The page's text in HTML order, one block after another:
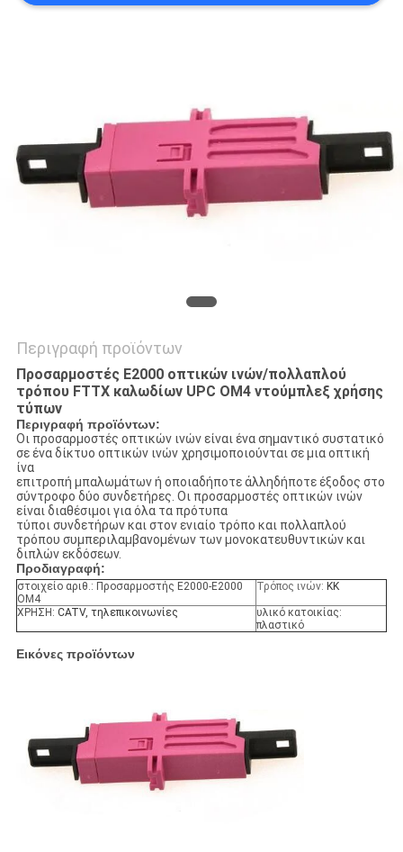
Περιγραφή προϊόντων
Προσαρμοστές E2000 οπτικών ινών/πολλαπλού
τρόπου FTTX καλωδίων UPC OM4 ντούμπλεξ χρήσης
τύπων
Περιγραφή προϊόντων:
Οι προσαρμοστές οπτικών ινών είναι ένα σημαντικό συστατικό
σε ένα δίκτυο οπτικών ινών χρησιμοποιούνται σε μια οπτική
ίνα
επιτροπή μπαλωμάτων ή οποιαδήποτε άλληδήποτε έξοδος στο
σύντροφο δύο συνδετήρες. Οι προσαρμοστές οπτικών ινών
είναι διαθέσιμοι για όλα τα πρότυπα
τύποι συνδετήρων και στον ενιαίο τρόπο και πολλαπλού
τρόπου συμπεριλαμβανομένων των μονοκατευθυντικών και
διπλών εκδόσεων.
Προδιαγραφή:
στοιχείο αριθ.: Προσαρμοστής E2000-E2000
OM4
Τρόπος ινών: ΚΚ
ΧΡΗΣΗ: CATV, τηλεπικοινωνίες
υλικό κατοικίας:
πλαστικό
Εικόνες προϊόντων